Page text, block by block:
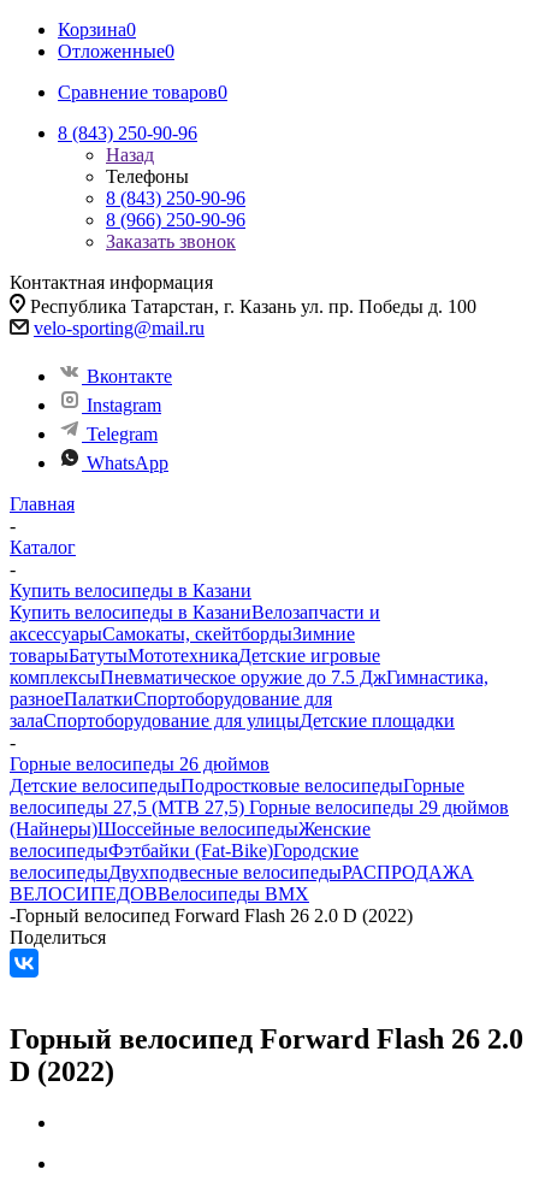
Корзина0
Отложенные0
Сравнение товаров0
8 (843) 250-90-96
Назад
Телефоны
8 (843) 250-90-96
8 (966) 250-90-96
Заказать звонок
Контактная информация
Республика Татарстан, г. Казань ул. пр. Победы д. 100
velo-sporting@mail.ru
Вконтакте
Instagram
Telegram
WhatsApp
Главная
-
Каталог
-
Купить велосипеды в Казани
Купить велосипеды в КазаниВелозапчасти и
аксессуарыСамокаты, скейтбордыЗимние
товарыБатутыМототехникаДетские игровые
комплексыПневматическое оружие до 7.5 ДжГимнастика,
разноеПалаткиСпортоборудование для
залаСпортоборудование для улицыДетские площадки
-
Горные велосипеды 26 дюймов
Детские велосипедыПодростковые велосипедыГорные
велосипеды 27,5 (MTB 27,5) Горные велосипеды 29 дюймов
(Найнеры)Шоссейные велосипедыЖенские
велосипедыФэтбайки (Fat-Bike)Городские
велосипедыДвухподвесные велосипедыРАСПРОДАЖА
ВЕЛОСИПЕДОВВелосипеды BMX
-Горный велосипед Forward Flash 26 2.0 D (2022)
Поделиться
Горный велосипед Forward Flash 26 2.0
D (2022)